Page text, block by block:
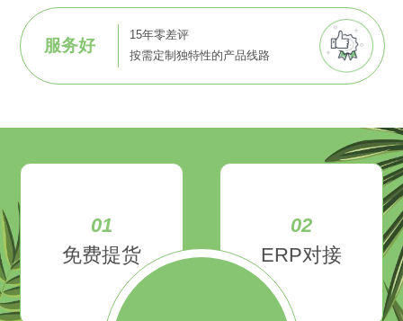
服务好
15年零差评
按需定制独特性的产品线路
01
免费提货
02
ERP对接